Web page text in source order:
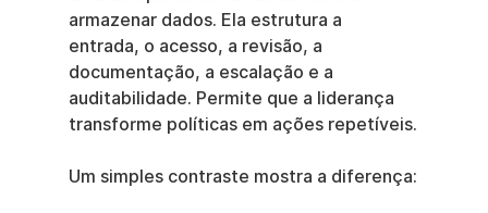
armazenar dados. Ela estrutura a
entrada, o acesso, a revisão, a
documentação, a escalação e a
auditabilidade. Permite que a liderança
transforme políticas em ações repetíveis.
Um simples contraste mostra a diferença: